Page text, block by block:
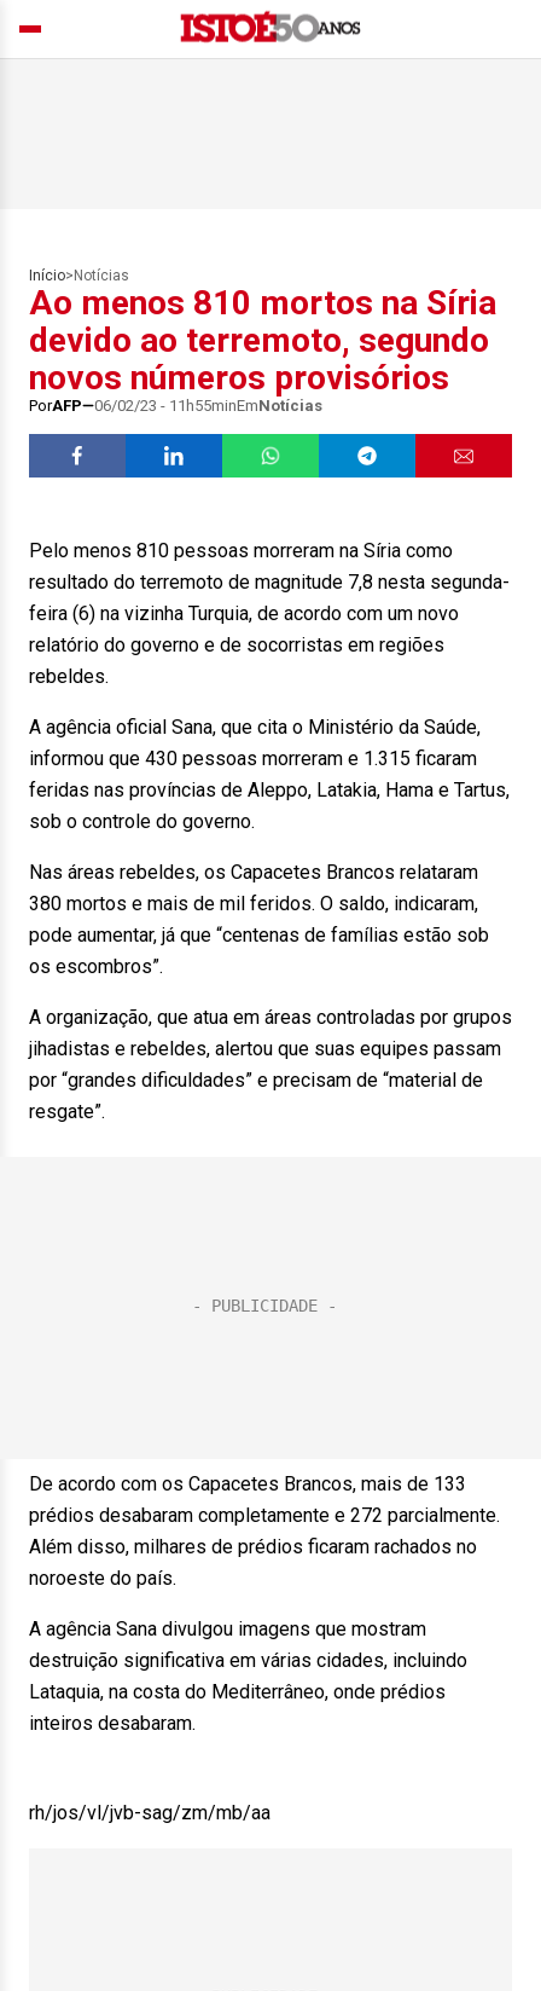
Início> Notícias
Ao menos 810 mortos na Síria
devido ao terremoto, segundo
novos números provisórios
PorAFP 06/02/23 - 11h55minEmNotícias
Pelo menos 810 pessoas morreram na Síria como
resultado do terremoto de magnitude 7,8 nesta segunda-
feira (6) na vizinha Turquia, de acordo com um novo
relatório do governo e de socorristas em regiões
rebeldes.
A agência oficial Sana, que cita o Ministério da Saúde,
informou que 430 pessoas morreram e 1.315 ficaram
feridas nas províncias de Aleppo, Latakia, Hama e Tartus,
sob o controle do governo.
Nas áreas rebeldes, os Capacetes Brancos relataram
380 mortos e mais de mil feridos. O saldo, indicaram,
pode aumentar, já que “centenas de famílias estão sob
os escombros”.
A organização, que atua em áreas controladas por grupos
jihadistas e rebeldes, alertou que suas equipes passam
por “grandes dificuldades” e precisam de “material de
resgate”.
De acordo com os Capacetes Brancos, mais de 133
prédios desabaram completamente e 272 parcialmente.
Além disso, milhares de prédios ficaram rachados no
noroeste do país.
A agência Sana divulgou imagens que mostram
destruição significativa em várias cidades, incluindo
Lataquia, na costa do Mediterrâneo, onde prédios
inteiros desabaram.
rh/jos/vl/jvb-sag/zm/mb/aa